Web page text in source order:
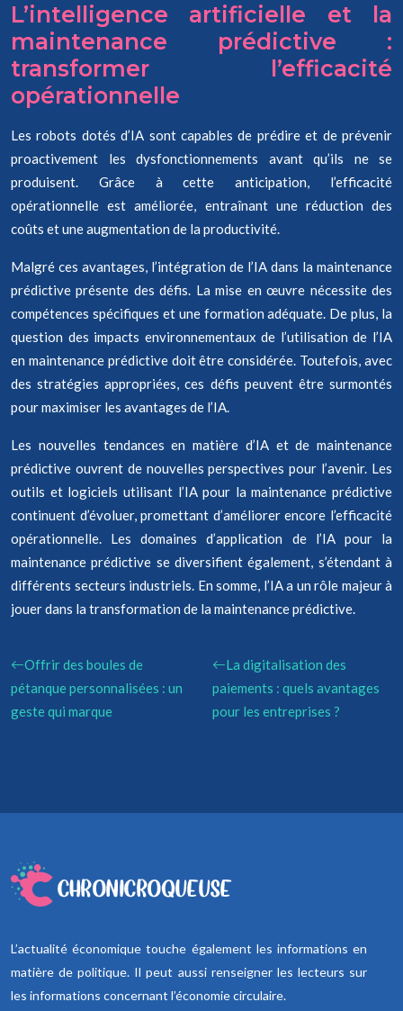
L’intelligence artificielle et la
maintenance prédictive :
transformer l’efficacité
opérationnelle
Les robots dotés d’IA sont capables de prédire et de prévenir
proactivement les dysfonctionnements avant qu’ils ne se
produisent. Grâce à cette anticipation, l’efficacité
opérationnelle est améliorée, entraînant une réduction des
coûts et une augmentation de la productivité.
Malgré ces avantages, l’intégration de l’IA dans la maintenance
prédictive présente des défis. La mise en œuvre nécessite des
compétences spécifiques et une formation adéquate. De plus, la
question des impacts environnementaux de l’utilisation de l’IA
en maintenance prédictive doit être considérée. Toutefois, avec
des stratégies appropriées, ces défis peuvent être surmontés
pour maximiser les avantages de l’IA.
Les nouvelles tendances en matière d’IA et de maintenance
prédictive ouvrent de nouvelles perspectives pour l’avenir. Les
outils et logiciels utilisant l’IA pour la maintenance prédictive
continuent d’évoluer, promettant d’améliorer encore l’efficacité
opérationnelle. Les domaines d’application de l’IA pour la
maintenance prédictive se diversifient également, s’étendant à
différents secteurs industriels. En somme, l’IA a un rôle majeur à
jouer dans la transformation de la maintenance prédictive.
Offrir des boules de
pétanque personnalisées : un
geste qui marque
La digitalisation des
paiements : quels avantages
pour les entreprises ?
L’actualité économique touche également les informations en
matière de politique. Il peut aussi renseigner les lecteurs sur
les informations concernant l’économie circulaire.